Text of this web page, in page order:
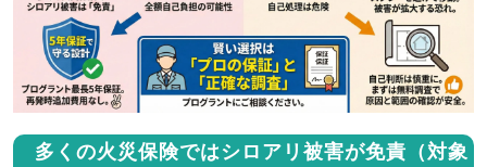
多くの火災保険ではシロアリ被害が免責（対象